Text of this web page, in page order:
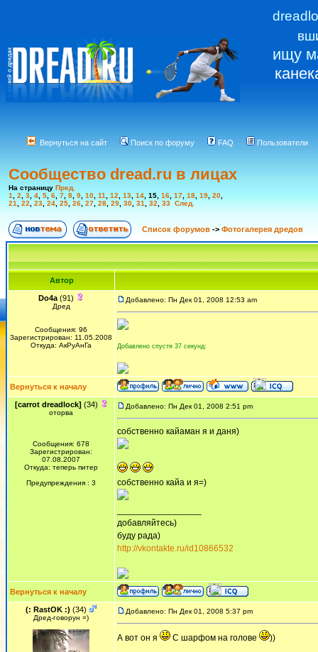
ищу
Вернуться на сайт Поиск по форуму FAQ Пользователи
Сообщество dread.ru в лицах
На страницу Пред.
1
2 3 4 5 6 7 8 9 10 11 12 13 14 15 16 17 18 19 20
21
22 23 24 25 26 27 28 29 30 31 32 33 След.
Список форумов -> Фотогалерея дредов
Автор
Do4a (91)
Дред
Сообщения: 96
Зарегистрирован: 11.05.2008
Откуда: АкРуАнГа
Добавлено: Пн Дек 01, 2008 12:53 am
Добавлено спустя 37 секунд:
Вернуться к началу
[carrot dreadlock] (34)
оторва
Сообщения: 678
Зарегистрирован:
07.08.2007
Откуда: теперь питер
Предупреждения : 3
Добавлено: Пн Дек 01, 2008 2:51 pm
собственно кайаман я и даня)
собственно кайа и я=)
добавляйтесь)
буду рада)
http://vkontakte.ru/id10866532
Вернуться к началу
(: RastOK :) (34)
Дред-говорун =)
Добавлено: Пн Дек 01, 2008 5:37 pm
А вот он я С шарфом на голове ))